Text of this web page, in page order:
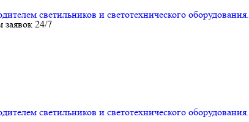
светильников и светотехнического оборудования.
заявок 24/7
светильников и светотехнического оборудования.